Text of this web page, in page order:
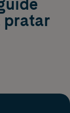
pratar